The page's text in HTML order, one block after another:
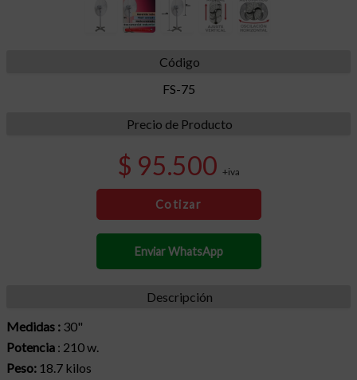
Código
FS-75
Precio de Producto
$ 95.500 +iva
Cotizar
Enviar WhatsApp
Descripción
Medidas : 30"
Potencia : 210 w.
Peso: 18.7 kilos